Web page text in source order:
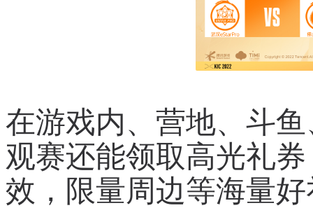
在游戏内、营地、斗
观赛还能领取高光礼
效，限量周边等海量